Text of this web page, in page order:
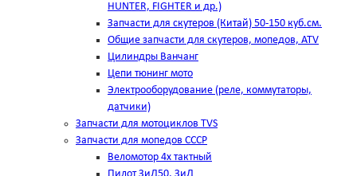
HUNTER, FIGHTER и др.)
Запчасти для скутеров (Китай) 50-150 куб.см.
Общие запчасти для скутеров, мопедов, ATV
Цилиндры Ванчанг
Цепи тюнинг мото
Электрооборудование (реле, коммутаторы,
датчики)
Запчасти для мотоциклов TVS
Запчасти для мопедов СССР
Веломотор 4х тактный